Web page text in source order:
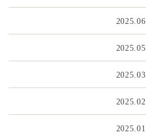
2025.06
2025.05
2025.03
2025.02
2025.01